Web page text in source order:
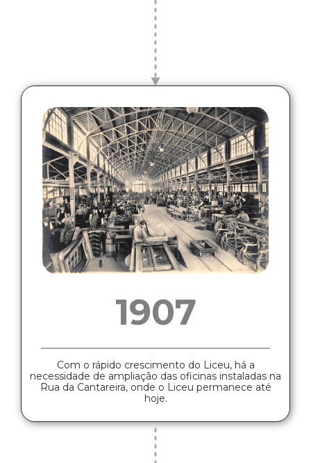
1907
Com o rápido crescimento do Liceu, há a
necessidade de ampliação das oficinas instaladas na
Rua da Cantareira, onde o Liceu permanece até
hoje.